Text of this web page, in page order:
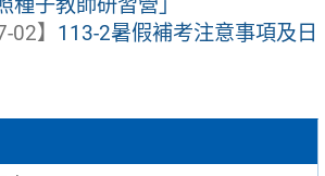
種子教師研習營」
02】 113-2暑假補考注意事項及日